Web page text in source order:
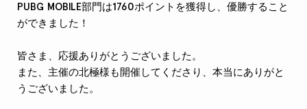
PUBG MOBILE部門は1760ポイントを獲得し、優勝すること
ができました！
皆さま、応援ありがとうございました。
また、主催の北極様も開催してくださり、本当にありがと
うございました。